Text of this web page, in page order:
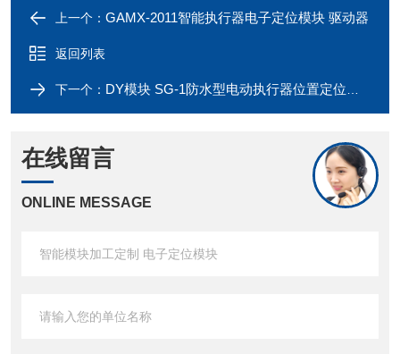
上一个： GAMX-2011智能执行器电子定位模块 驱动器
返回列表
下一个： DY模块 SG-1防水型电动执行器位置定位模块
在线留言
ONLINE MESSAGE